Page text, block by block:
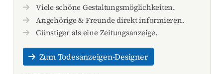
Viele schöne Gestaltungsmöglichkeiten.
Angehörige & Freunde direkt informieren.
Günstiger als eine Zeitungsanzeige.
Zum Todesanzeigen-Designer